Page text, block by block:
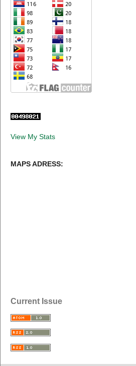
View My Stats
MAPS ADRESS:
Current Issue